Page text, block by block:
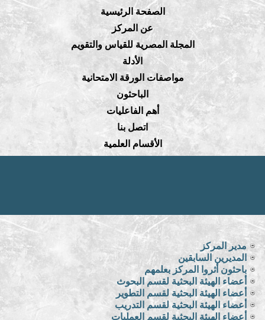
الصفحة الرئيسية
عن المركز
المجلة المصرية للقياس والتقويم
الأدلة
مواصفات الورقة الامتحانية
الباحثون
أهم الفاعليات
اتصل بنا
الأقسام العلمية
مدير المركز
المديرين السابقين
باحثون أثروا المركز بعلمهم
أعضاء الهيئة البحثية لقسم البحوث
أعضاء الهيئة البحثية لقسم التطوير
أعضاء الهيئة البحثية لقسم التدريب
أعضاء الهيئة البحثية لقسم العمليات